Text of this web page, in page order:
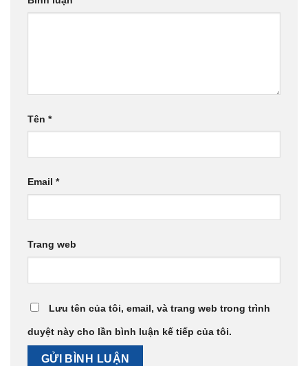
Tên *
Email *
Trang web
Lưu tên của tôi, email, và trang web trong trình
duyệt này cho lần bình luận kế tiếp của tôi.